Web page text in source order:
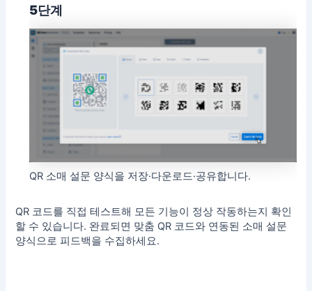
5단계
QR 소매 설문 양식을 저장·다운로드·공유합니다.
QR 코드를 직접 테스트해 모든 기능이 정상 작동하는지 확인
할 수 있습니다. 완료되면 맞춤 QR 코드와 연동된 소매 설문
양식으로 피드백을 수집하세요.